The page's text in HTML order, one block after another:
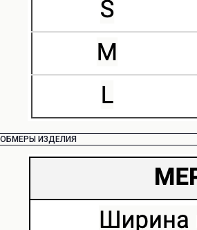
ОБМЕРЫ ИЗДЕЛИЯ